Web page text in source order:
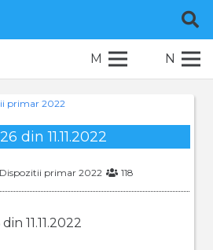
M N
primar 2022
din 11.11.2022
Dispozitii primar 2022 118
11.11.2022